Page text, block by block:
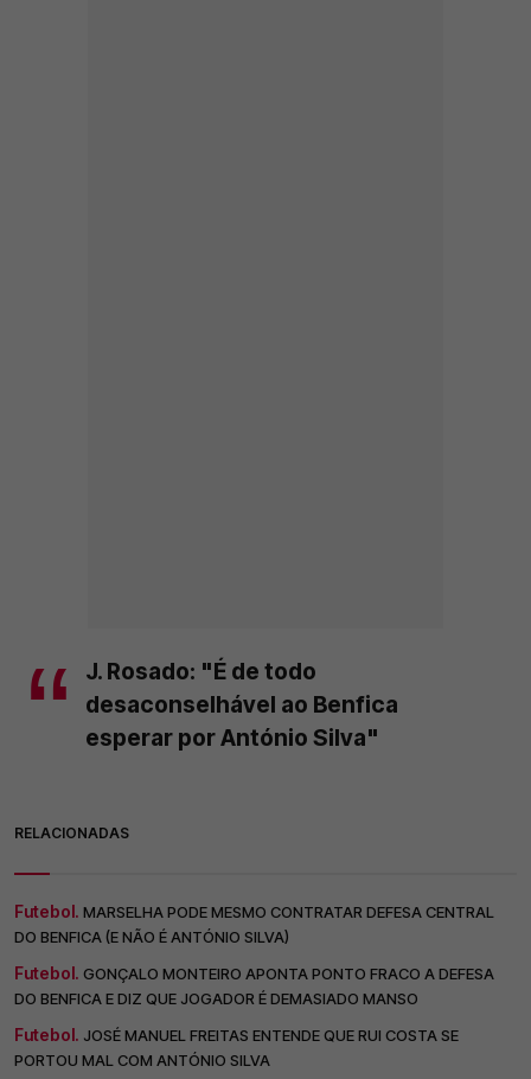
J. Rosado: "É de todo
desaconselhável ao Benfica
esperar por António Silva"
RELACIONADAS
Futebol. MARSELHA PODE MESMO CONTRATAR DEFESA CENTRAL
DO BENFICA (E NÃO É ANTÓNIO SILVA)
Futebol. GONÇALO MONTEIRO APONTA PONTO FRACO A DEFESA
DO BENFICA E DIZ QUE JOGADOR É DEMASIADO MANSO
Futebol. JOSÉ MANUEL FREITAS ENTENDE QUE RUI COSTA SE
PORTOU MAL COM ANTÓNIO SILVA